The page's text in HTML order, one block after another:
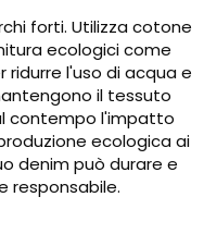
forti. Utilizza cotone
ecologici come
l'uso di acqua e
il tessuto
contempo l'impatto
ecologica ai
denim può durare e
responsabile.